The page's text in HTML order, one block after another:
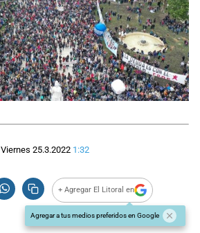
Viernes 25.3.2022 1:32
+ Agregar El Litoral en
Agregar a tus medios preferidos en Google